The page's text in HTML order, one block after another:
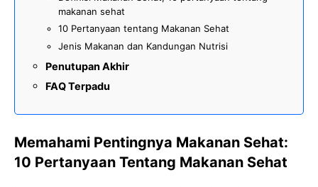
makanan sehat
10 Pertanyaan tentang Makanan Sehat
Jenis Makanan dan Kandungan Nutrisi
Penutupan Akhir
FAQ Terpadu
Memahami Pentingnya Makanan Sehat:
10 Pertanyaan Tentang Makanan Sehat